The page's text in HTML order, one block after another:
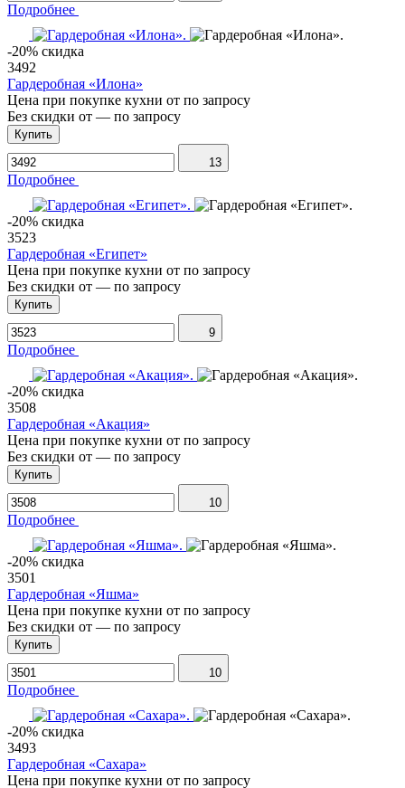
Подробнее
-20% скидка
3492
Гардеробная «Илона»
Цена при покупке кухни от по запросу
Без скидки от — по запросу
Купить
13
Подробнее
-20% скидка
3523
Гардеробная «Египет»
Цена при покупке кухни от по запросу
Без скидки от — по запросу
Купить
9
Подробнее
-20% скидка
3508
Гардеробная «Акация»
Цена при покупке кухни от по запросу
Без скидки от — по запросу
Купить
10
Подробнее
-20% скидка
3501
Гардеробная «Яшма»
Цена при покупке кухни от по запросу
Без скидки от — по запросу
Купить
10
Подробнее
-20% скидка
3493
Гардеробная «Сахара»
Цена при покупке кухни от по запросу